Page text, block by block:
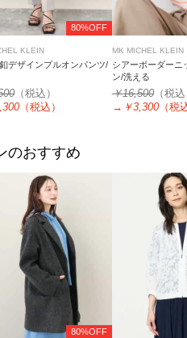
80%OFF
KLEIN
デザインプルオンパンツ/
（税込）
（税込）
MK MICHEL KLEIN
シアーボーダーニ
ン/洗える
￥16,500（税
→ ￥3,300（税
のおすすめ
80%OFF